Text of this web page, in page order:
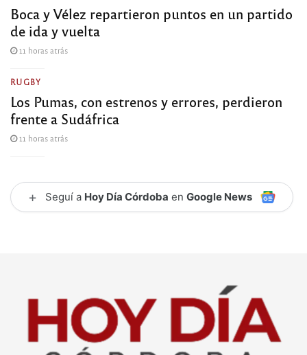
Boca y Vélez repartieron puntos en un partido
de ida y vuelta
11 horas atrás
RUGBY
Los Pumas, con estrenos y errores, perdieron
frente a Sudáfrica
11 horas atrás
+ Seguí a Hoy Día Córdoba en Google News